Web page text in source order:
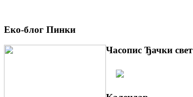
Еко-блог Пинки
Часопис Ђачки свет